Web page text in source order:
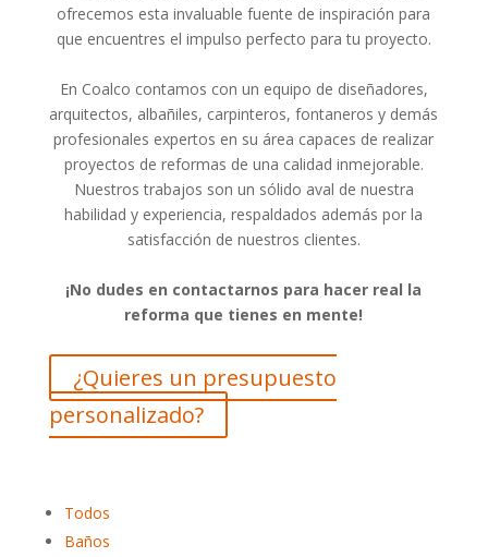
ofrecemos esta invaluable fuente de inspiración para
que encuentres el impulso perfecto para tu proyecto.
En Coalco contamos con un equipo de diseñadores,
arquitectos, albañiles, carpinteros, fontaneros y demás
profesionales expertos en su área capaces de realizar
proyectos de reformas de una calidad inmejorable.
Nuestros trabajos son un sólido aval de nuestra
habilidad y experiencia, respaldados además por la
satisfacción de nuestros clientes.
¡No dudes en contactarnos para hacer real la
reforma que tienes en mente!
¿Quieres un presupuesto
personalizado?
Todos
Baños